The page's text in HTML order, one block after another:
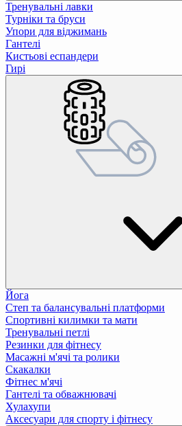
Тренувальні лавки
Турніки та бруси
Упори для віджимань
Гантелі
Кистьові еспандери
Гирі
Йога
Степ та балансувальні платформи
Спортивні килимки та мати
Тренувальні петлі
Резинки для фітнесу
Масажні м'ячі та ролики
Скакалки
Фітнес м'ячі
Гантелі та обважнювачі
Хулахупи
Аксесуари для спорту і фітнесу